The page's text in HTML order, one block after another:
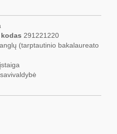
291221220
(tarptautinio bakalaureato